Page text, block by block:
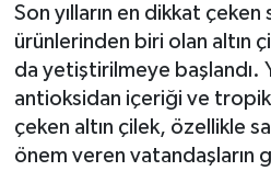
Son yılların en dikkat çeken
ürünlerinden biri olan altın
da yetiştirilmeye başlandı.
antioksidan içeriği ve
çeken altın çilek, özellikle
önem veren vatandaşların
Tüm Manşetler
Son Dakika Haberleri
Haber Arşivi